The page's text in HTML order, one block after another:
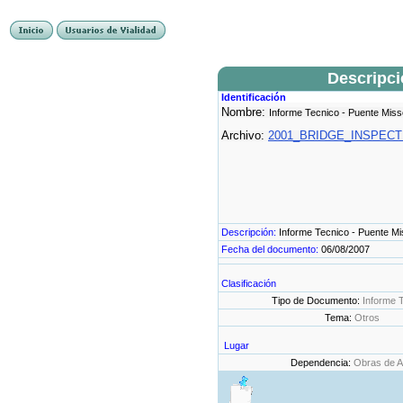
Identificación
Nombre: Informe Tecnico - Puente
Archivo:
Descripción: Informe Tecnico - Puente
Fecha del documento: 06/08/2007
Clasificación
Tipo de Documento: Informe
Tema: Otros
Lugar
Dependencia: Obras de